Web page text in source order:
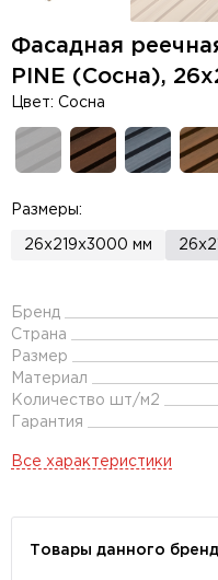
Фасадная
PINE (Сосна),
Цвет: Сосна
Размеры:
26x219x3000 мм
Бренд
Страна
Размер
Материал
Количество шт/м2
Гарантия
Все характеристики
Товары данного